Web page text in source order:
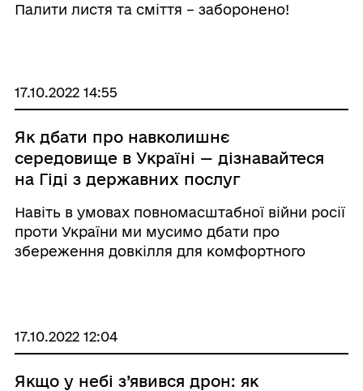
Палити листя та сміття – заборонено!
17.10.2022 14:55
Як дбати про навколишнє
середовище в Україні — дізнавайтеся
на Гіді з державних послуг
Навіть в умовах повномасштабної війни росії
проти України ми мусимо дбати про
збереження довкілля для комфортного
навколишнього середовища. Що ...
17.10.2022 12:04
Якщо у небі з’явився дрон: як